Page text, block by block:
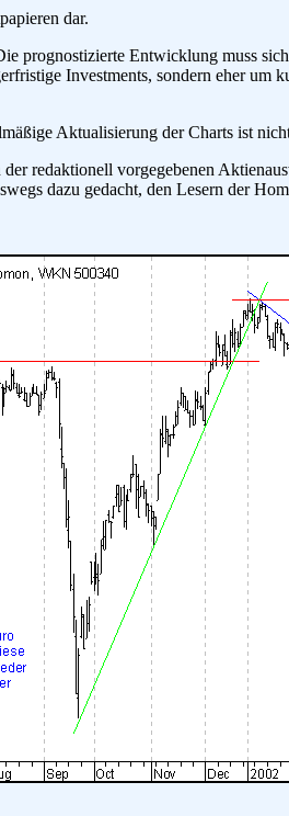
dar.
prognostizierte Entwicklung muss
Investments, sondern eher um
Aktualisierung der Charts ist
redaktionell vorgegebenen
dazu gedacht, den Lesern der